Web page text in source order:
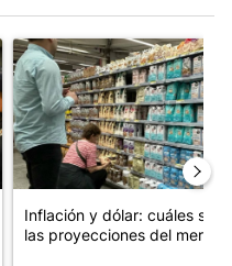
"La violencia sigue en
Un artículo de tendencia con
Inflación y dólar: cuáles son
las proyecciones del merc...